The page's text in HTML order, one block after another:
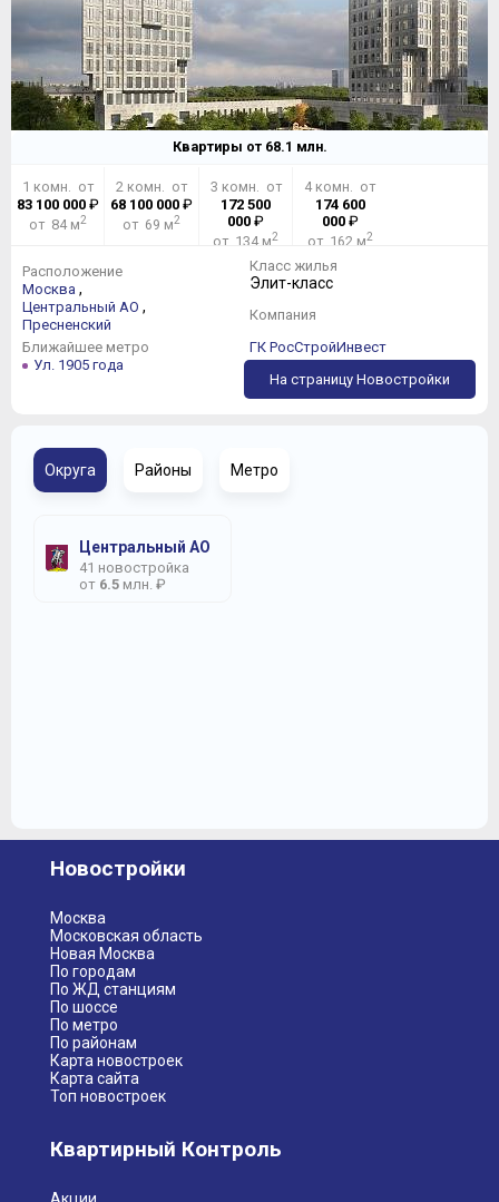
Квартиры от 68.1 млн.
1 комн. от
83 100 000₽
от 84 м2
2 комн. от
68 100 000 ₽
от 69 м2
3 комн. от
172 500
000 ₽
от 134 м2
4 комн. от
174 600
000₽
от 162 м2
Расположение
Москва ,
Центральный АО ,
Пресненский
Ближайшее метро
Ул. 1905 года
Класс жилья
Элит-класс
Компания
ГК РосСтройИнвест
На страницу Новостройки
Округа Районы Метро
Центральный АО
41 новостройка
от 6.5 млн. ₽
Новостройки
Москва
Московская область
Новая Москва
По городам
По ЖД станциям
По шоссе
По метро
По районам
Карта новостроек
Карта сайта
Топ новостроек
Квартирный Контроль